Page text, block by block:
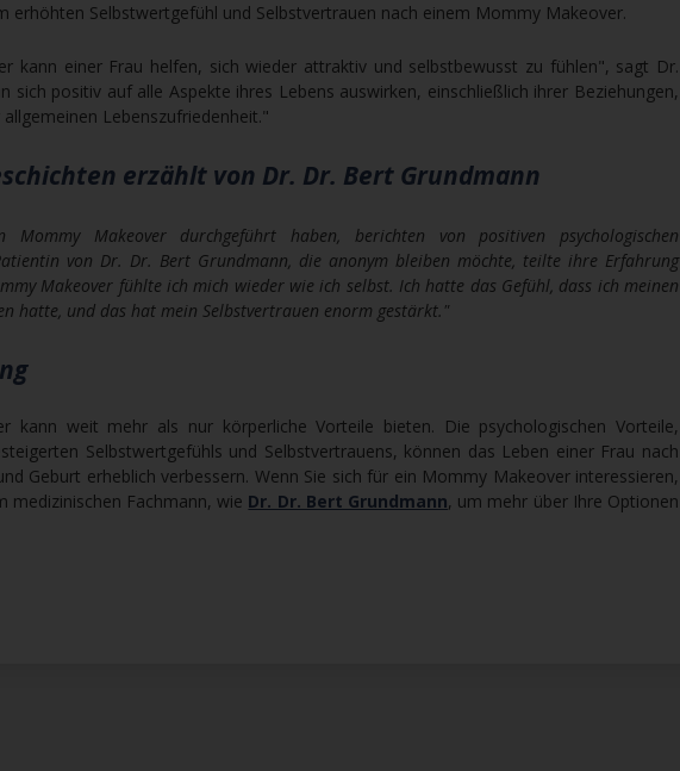
erhöhten Selbstwertgefühl und Selbstvertrauen nach einem Mommy Makeover.
kann einer Frau helfen, sich wieder attraktiv und selbstbewusst zu fühlen", sagt Dr.
sich positiv auf alle Aspekte ihres Lebens auswirken, einschließlich ihrer Beziehungen,
Lebenszufriedenheit."
erzählt von Dr. Dr. Bert Grundmann
Makeover durchgeführt haben, berichten von positiven psychologischen
von Dr. Dr. Bert Grundmann, die anonym bleiben möchte, teilte ihre Erfahrung
Makeover fühlte ich mich wieder wie ich selbst. Ich hatte das Gefühl, dass ich meinen
hatte, und das hat mein Selbstvertrauen enorm gestärkt."
kann weit mehr als nur körperliche Vorteile bieten. Die psychologischen Vorteile,
Selbstwertgefühls und Selbstvertrauens, können das Leben einer Frau nach
Geburt erheblich verbessern. Wenn Sie sich für ein Mommy Makeover interessieren,
medizinischen Fachmann, wie Dr. Dr. Bert Grundmann, um mehr über Ihre Optionen